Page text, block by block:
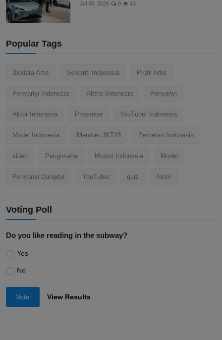
Jul 30, 2026 0 13
Popular Tags
Biodata Artis Selebriti Indonesia Profil Artis
Penyanyi Indonesia Aktris Indonesia Penyanyi
Aktor Indonesia Presenter YouTuber Indonesia
Model Indonesia Member JKT48 Pemeran Indonesia
video Pengusaha Musisi Indonesia Model
Penyanyi Dangdut YouTuber quiz Aktor
Voting Poll
Do you like reading in the subway?
Yes
No
Vote View Results